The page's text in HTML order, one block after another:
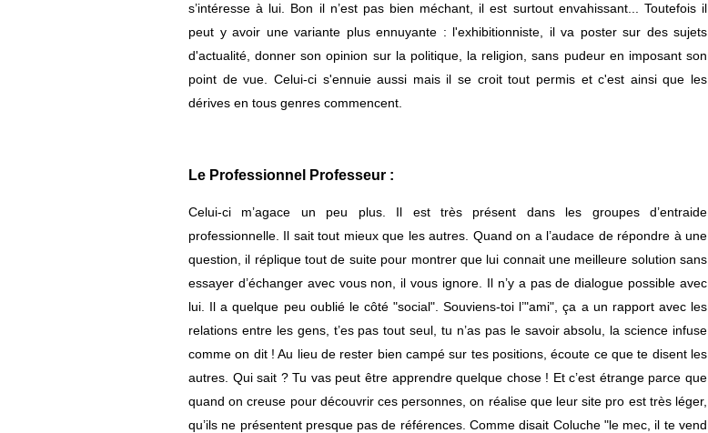
s’intéresse à lui. Bon il n’est pas bien méchant, il est surtout envahissant... Toutefois il
peut y avoir une variante plus ennuyante : l'exhibitionniste, il va poster sur des sujets
d'actualité, donner son opinion sur la politique, la religion, sans pudeur en imposant son
point de vue. Celui-ci s'ennuie aussi mais il se croit tout permis et c'est ainsi que les
dérives en tous genres commencent.
Le Professionnel Professeur :
Celui-ci m’agace un peu plus. Il est très présent dans les groupes d’entraide
professionnelle. Il sait tout mieux que les autres. Quand on a l’audace de répondre à une
question, il réplique tout de suite pour montrer que lui connait une meilleure solution sans
essayer d’échanger avec vous non, il vous ignore. Il n’y a pas de dialogue possible avec
lui. Il a quelque peu oublié le côté "social". Souviens-toi l’"ami", ça a un rapport avec les
relations entre les gens, t’es pas tout seul, tu n’as pas le savoir absolu, la science infuse
comme on dit ! Au lieu de rester bien campé sur tes positions, écoute ce que te disent les
autres. Qui sait ? Tu vas peut être apprendre quelque chose ! Et c’est étrange parce que
quand on creuse pour découvrir ces personnes, on réalise que leur site pro est très léger,
qu’ils ne présentent presque pas de références. Comme disait Coluche "le mec, il te vend